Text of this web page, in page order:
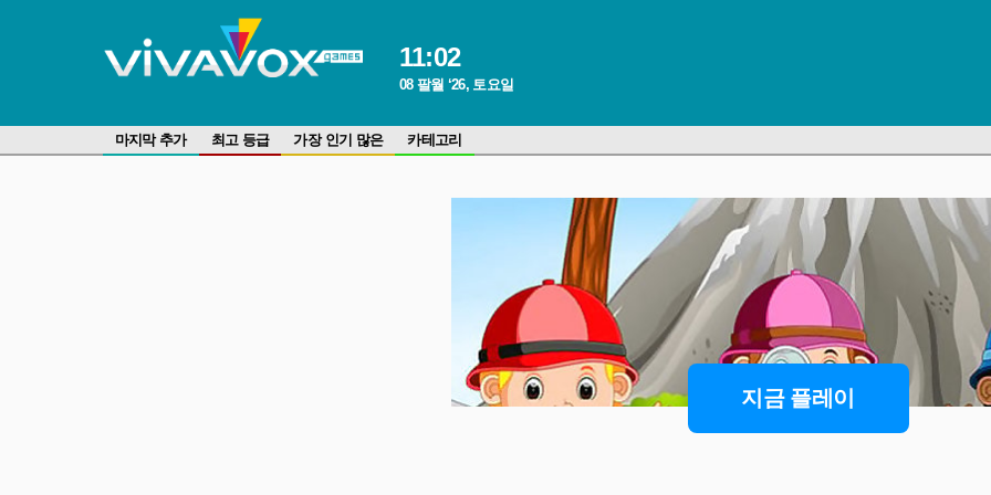
11:02
08 팔월 ‘26, 토요일
마지막 추가 최고 등급 가장 인기 많은 카테고리
지금 플레이